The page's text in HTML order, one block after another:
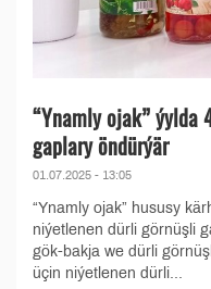
“Ynamly ojak” ýylda
gaplary öndürýär
01.07.2025 - 13:05
“Ynamly ojak” hususy
niýetlenen dürli görnüşli
gök-bakja we dürli
üçin niýetlenen dürli...